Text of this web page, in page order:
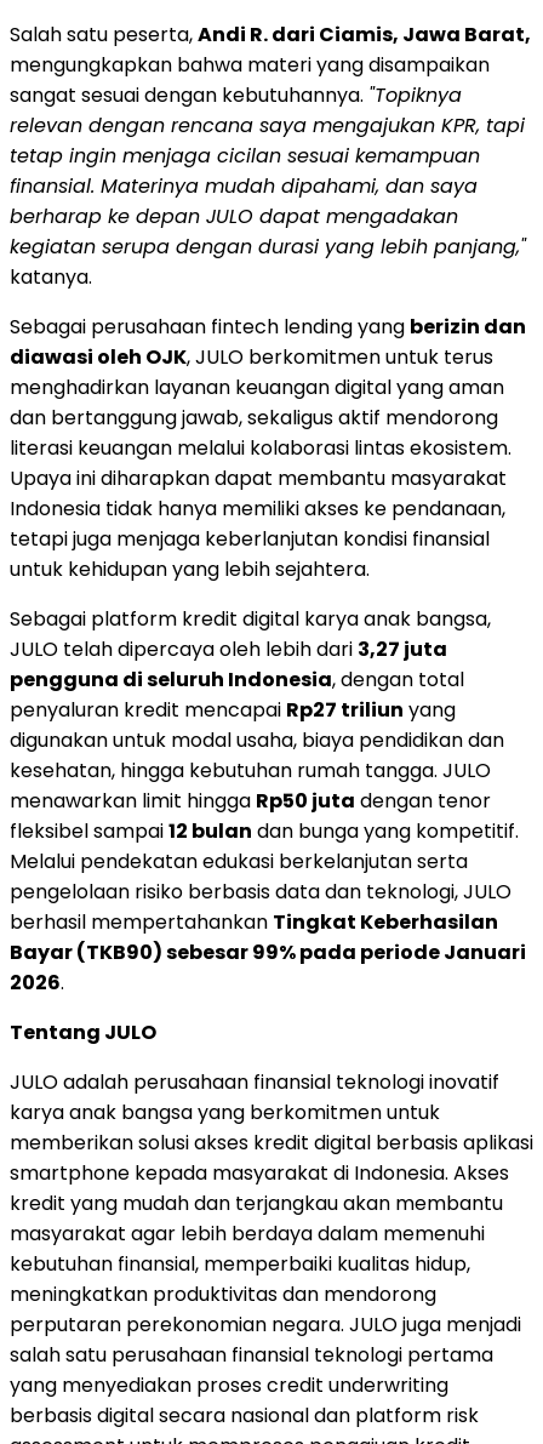
Salah satu peserta,Andi R. dari Ciamis, Jawa Barat,
mengungkapkan bahwa materi yang disampaikan
sangat sesuai dengan kebutuhannya. "Topiknya
relevan dengan rencana saya mengajukan KPR, tapi
tetap ingin menjaga cicilan sesuai kemampuan
finansial. Materinya mudah dipahami, dan saya
berharap ke depan JULO dapat mengadakan
kegiatan serupa dengan durasi yang lebih panjang,"
katanya.
Sebagai perusahaan fintech lending yang berizin dan
diawasi oleh OJK, JULO berkomitmen untuk terus
menghadirkan layanan keuangan digital yang aman
dan bertanggung jawab, sekaligus aktif mendorong
literasi keuangan melalui kolaborasi lintas ekosistem.
Upaya ini diharapkan dapat membantu masyarakat
Indonesia tidak hanya memiliki akses ke pendanaan,
tetapi juga menjaga keberlanjutan kondisi finansial
untuk kehidupan yang lebih sejahtera.
Sebagai platform kredit digital karya anak bangsa,
JULO telah dipercaya oleh lebih dari 3,27 juta
pengguna di seluruh Indonesia, dengan total
penyaluran kredit mencapai Rp27 triliun yang
digunakan untuk modal usaha, biaya pendidikan dan
kesehatan, hingga kebutuhan rumah tangga. JULO
menawarkan limit hingga Rp50 juta dengan tenor
fleksibel sampai12 bulan dan bunga yang kompetitif.
Melalui pendekatan edukasi berkelanjutan serta
pengelolaan risiko berbasis data dan teknologi, JULO
berhasil mempertahankan Tingkat Keberhasilan
Bayar (TKB90) sebesar 99% pada periode Januari
2026.
Tentang JULO
JULO adalah perusahaan finansial teknologi inovatif
karya anak bangsa yang berkomitmen untuk
memberikan solusi akses kredit digital berbasis aplikasi
smartphone kepada masyarakat di Indonesia. Akses
kredit yang mudah dan terjangkau akan membantu
masyarakat agar lebih berdaya dalam memenuhi
kebutuhan finansial, memperbaiki kualitas hidup,
meningkatkan produktivitas dan mendorong
perputaran perekonomian negara. JULO juga menjadi
salah satu perusahaan finansial teknologi pertama
yang menyediakan proses credit underwriting
berbasis digital secara nasional dan platform risk